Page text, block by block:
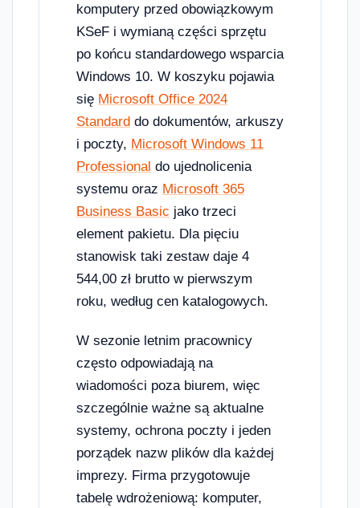
komputery przed obowiązkowym
KSeF i wymianą części sprzętu
po końcu standardowego wsparcia
Windows 10. W koszyku pojawia
się Microsoft Office 2024
Standard do dokumentów, arkuszy
i poczty, Microsoft Windows 11
Professional do ujednolicenia
systemu oraz Microsoft 365
Business Basic jako trzeci
element pakietu. Dla pięciu
stanowisk taki zestaw daje 4
544,00 zł brutto w pierwszym
roku, według cen katalogowych.
W sezonie letnim pracownicy
często odpowiadają na
wiadomości poza biurem, więc
szczególnie ważne są aktualne
systemy, ochrona poczty i jeden
porządek nazw plików dla każdej
imprezy. Firma przygotowuje
tabelę wdrożeniową: komputer,